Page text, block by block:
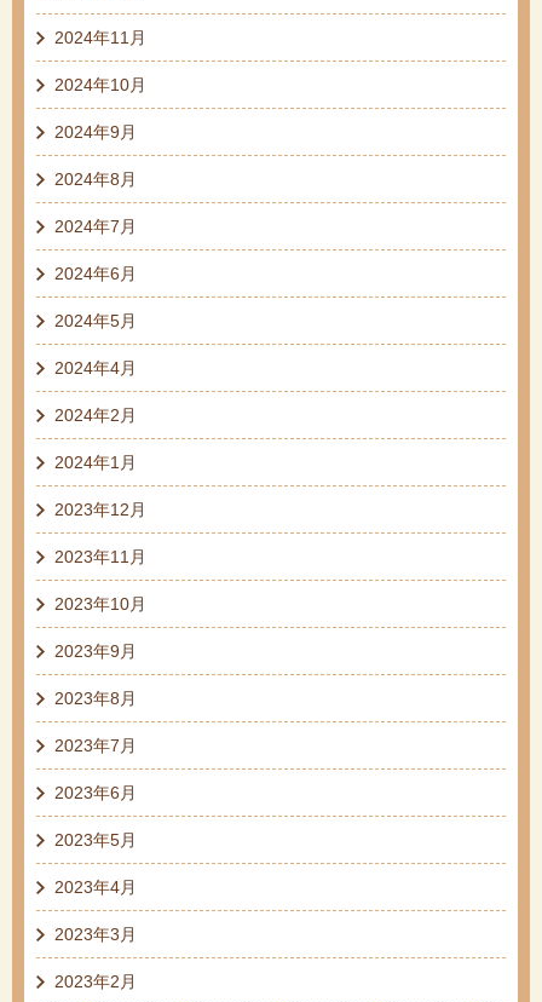
2024年11月
2024年10月
2024年9月
2024年8月
2024年7月
2024年6月
2024年5月
2024年4月
2024年2月
2024年1月
2023年12月
2023年11月
2023年10月
2023年9月
2023年8月
2023年7月
2023年6月
2023年5月
2023年4月
2023年3月
2023年2月